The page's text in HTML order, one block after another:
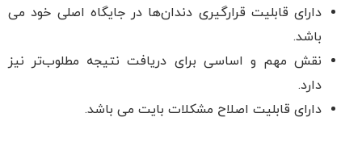
دارای قابلیت قرارگیری دندان‌ها در جایگاه اصلی خود می
باشد.
نقش مهم و اساسی برای دریافت نتیجه مطلوب‌تر نیز
دارد.
دارای قابلیت اصلاح مشکلات بایت می باشد.